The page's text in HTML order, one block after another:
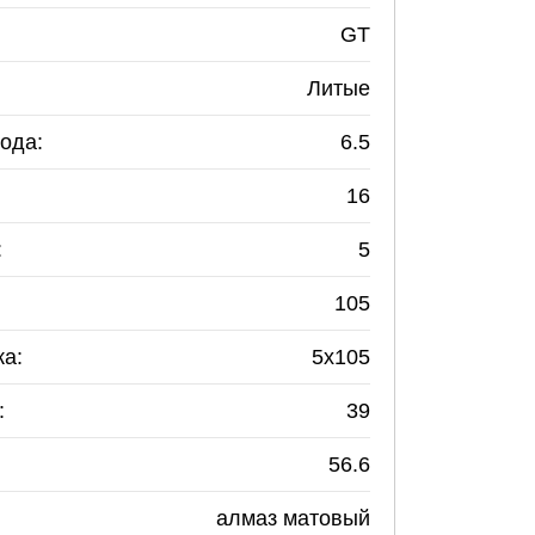
GT
Литые
6.5
16
5
105
5x105
39
56.6
алмаз матовый